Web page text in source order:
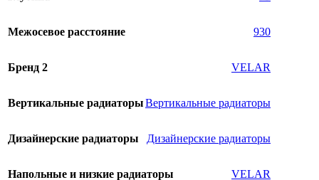
Межосевое расстояние 930
Бренд 2 VELAR
Вертикальные радиаторыВертикальные радиаторы
Дизайнерские радиаторы Дизайнерские радиаторы
Напольные и низкие радиаторы VELAR